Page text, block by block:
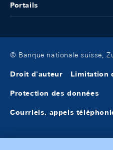
Portails
© Banque nationale suisse,
Droit d'auteur Limitation
Protection des données
Courriels, appels